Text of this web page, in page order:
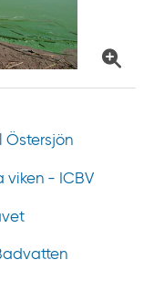
Östersjön
viken - ICBV